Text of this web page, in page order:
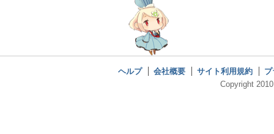
ヘルプ 会社概要 サイト利用規約
Copyright